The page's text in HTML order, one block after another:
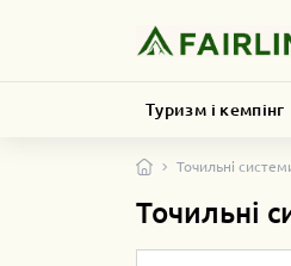
Туризм і кемпінг
Точильні
Точильні